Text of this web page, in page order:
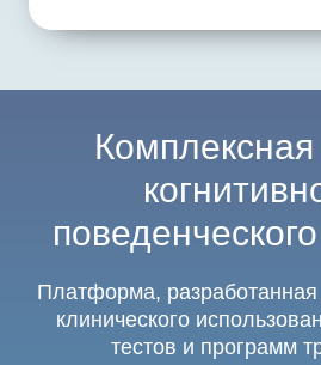
Платформа,
клинического
тестов и программ